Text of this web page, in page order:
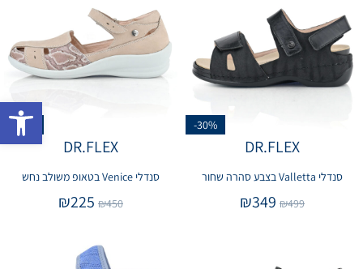
-30%
DR.FLEX
סנדלי Valletta בצבע סהרה שחור
₪499
₪349
-50%
DR.FLEX
סנדלי Venice בטאופ משולב נחש
₪450
₪225